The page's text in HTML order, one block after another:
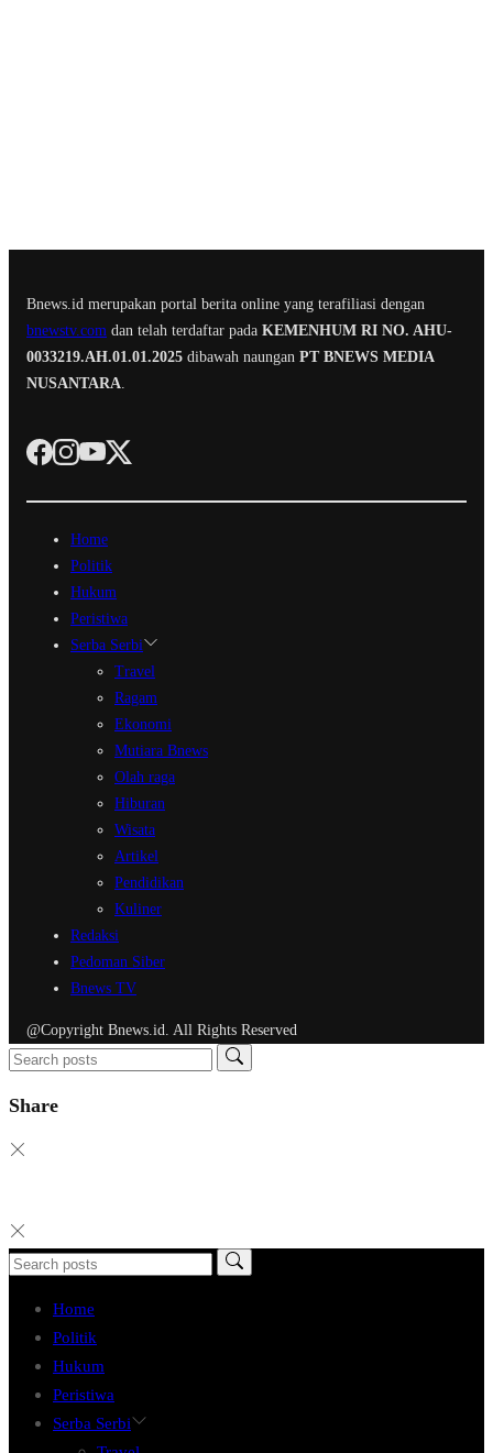
Bnews.id merupakan portal berita online yang terafiliasi dengan
bnewstv.com dan telah terdaftar pada KEMENHUM RI NO. AHU-
0033219.AH.01.01.2025 dibawah naungan PT BNEWS MEDIA
NUSANTARA.
Home
Politik
Hukum
Peristiwa
Serba Serbi
Travel
Ragam
Ekonomi
Mutiara Bnews
Olah raga
Hiburan
Wisata
Artikel
Pendidikan
Kuliner
Redaksi
Pedoman Siber
Bnews TV
@Copyright Bnews.id. All Rights Reserved
Share
Home
Politik
Hukum
Peristiwa
Serba Serbi